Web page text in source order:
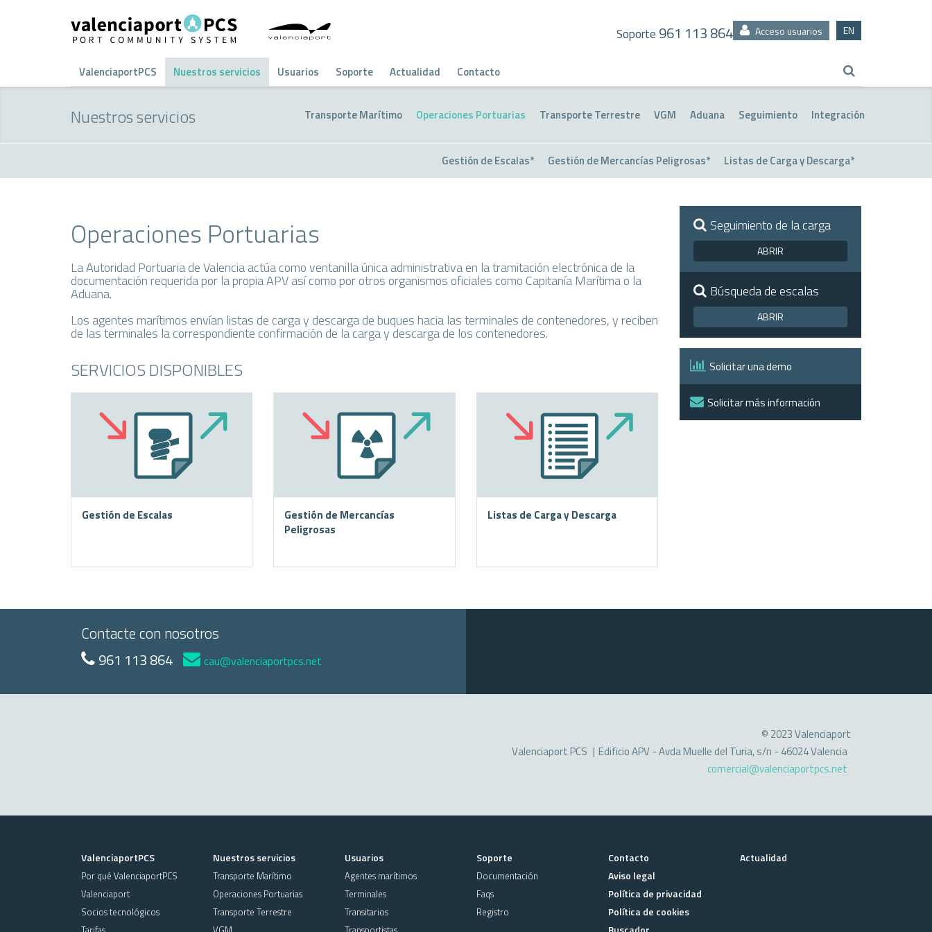
Soporte 961 113 864 Acceso usuarios EN
ValenciaportPCS Nuestros servicios Usuarios Soporte Actualidad Contacto
Nuestros servicios Transporte Marítimo Operaciones Portuarias Transporte Terrestre VGM Aduana Seguimiento Integración
Gestión de Escalas* Gestión de Mercancías Peligrosas* Listas de Carga y Descarga*
Operaciones Portuarias
La Autoridad Portuaria de Valencia actúa como ventanilla única administrativa en la tramitación electrónica de la
documentación requerida por la propia APV así como por otros organismos oficiales como Capitanía Marítima o la
Aduana.
Los agentes marítimos envían listas de carga y descarga de buques hacia las terminales de contenedores, y reciben
de las terminales la correspondiente confirmación de la carga y descarga de los contenedores.
SERVICIOS DISPONIBLES
Gestión de Escalas
Gestión de Mercancías
Peligrosas
Listas de Carga y Descarga
Seguimiento de la carga
ABRIR
Búsqueda de escalas
ABRIR
Solicitar una demo
Solicitar más información
Contacte con nosotros
961 113 864 cau@valenciaportpcs.net
© 2023 Valenciaport
Valenciaport PCS
Edificio APV - Avda Muelle del Turia, s/n - 46024 Valencia
comercial@valenciaportpcs.net
ValenciaportPCS
Por qué ValenciaportPCS
Valenciaport
Socios tecnológicos
Nuestros servicios
Transporte Marítimo
Operaciones Portuarias
Transporte Terrestre
Usuarios
Agentes marítimos
Terminales
Transitarios
Soporte
Documentación
Faqs
Registro
Contacto
Actualidad
Aviso legal
Política de privacidad
Política de cookies